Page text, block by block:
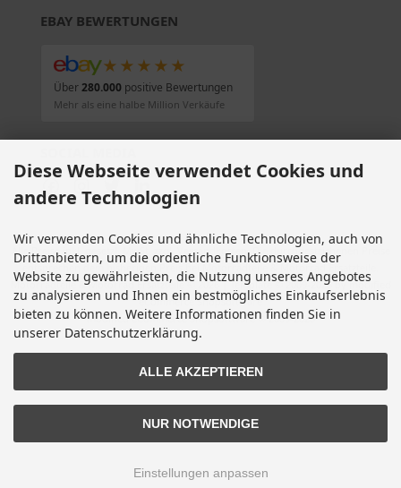
EBAY BEWERTUNGEN
★★★★★
Über280.000positive Bewertungen
Mehr als eine halbe Million Verkäufe
Alle Preise inkl. gesetzl. MwSt. zzgl. Versandkosten . Die durchgestrichenen Preise
entsprechen dem bisherigen Preis bei Motorradteile & Motorrad Ersatzteile.
Motorradteile & Motorrad Ersatzteile © 2026 | Template © 2009-2026 by modified
eCommerce Shopsoftware
modified eCommerce Shopsoftware © 2009-2026
Diese Webseite verwendet Cookies und
andere Technologien
Wir verwenden Cookies und ähnliche Technologien, auch von
Drittanbietern, um die ordentliche Funktionsweise der
Website zu gewährleisten, die Nutzung unseres Angebotes
zu analysieren und Ihnen ein bestmögliches Einkaufserlebnis
bieten zu können. Weitere Informationen finden Sie in
unserer Datenschutzerklärung.
ALLE AKZEPTIEREN
NUR NOTWENDIGE
Einstellungen anpassen